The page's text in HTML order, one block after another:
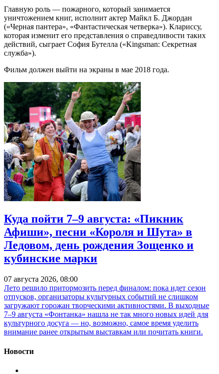
Главную роль — пожарного, который занимается
уничтожением книг, исполнит актер Майкл Б. Джордан
(«Черная пантера», «Фантастическая четверка»). Клариссу,
которая изменит его представления о справедливости таких
действий, сыграет София Бутелла («Kingsman: Секретная
служба»).
Фильм должен выйти на экраны в мае 2018 года.
Куда пойти 7–9 августа: «Пикник
Афиши», песни «Короля и Шута» в
Ледовом, день рождения Зощенко и
кубинские марки
07 августа 2026, 08:00
Лето решило притормозить перед финалом: пока идет сезон
отпусков, организаторы культурных событий не слишком
загружают горожан творческими активностями. В выходные
7–9 августа «Фонтанка» нашла не так много новых идей для
культурного досуга — но, возможно, самое время уделить
внимание ранее открытым выставкам или почитать книги.
Новости